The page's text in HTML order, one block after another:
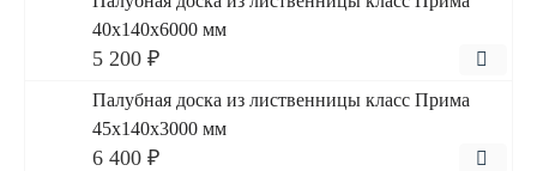
40x140x6000 мм
5 200 ₽
Палубная доска из лиственницы класс Прима
45x140x3000 мм
6 400 ₽